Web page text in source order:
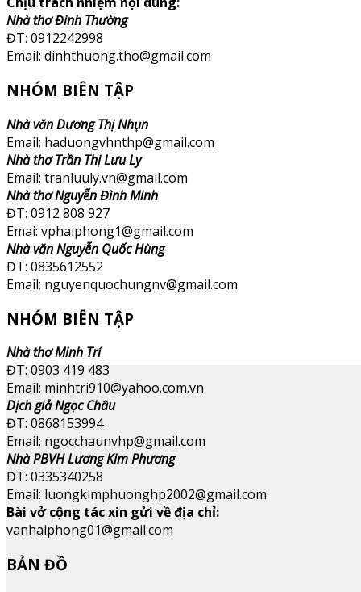
Nhà thơ Đinh Thường
ĐT: 0912242998
Email: dinhthuong.tho@gmail.com
NHÓM BIÊN TẬP
Nhà văn Dương Thị Nhụn
Email: haduongvhnthp@gmail.com
Nhà thơ Trần Thị Lưu Ly
Email: tranluuly.vn@gmail.com
Nhà thơ Nguyễn Đình Minh
ĐT: 0912 808 927
Emai: vphaiphong1@gmail.com
Nhà văn Nguyễn Quốc Hùng
ĐT: 0835612552
Email: nguyenquochungnv@gmail.com
NHÓM BIÊN TẬP
Nhà thơ Minh Trí
ĐT: 0903 419 483
Email: minhtri910@yahoo.com.vn
Dịch giả Ngọc Châu
ĐT: 0868153994
Email: ngocchaunvhp@gmail.com
Nhà PBVH Lương Kim Phương
ĐT: 0335340258
Email: luongkimphuonghp2002@gmail.com
Bài vở cộng tác xin gửi về địa chỉ:
vanhaiphong01@gmail.com
BẢN ĐỒ